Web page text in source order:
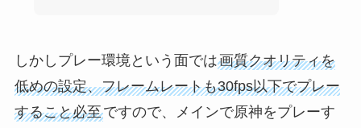
しかしプレー環境という面では画質クオリティを
低めの設定、フレームレートも30fps以下でプレー
すること必至ですので、メインで原神をプレーす